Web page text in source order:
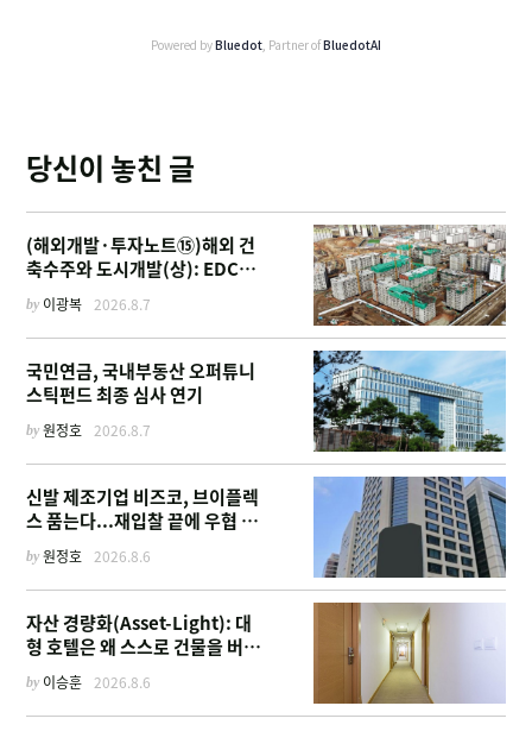
Powered byBluedot, Partner ofBluedotAI
당신이 놓친 글
(해외개발·투자노트⑮)해외 건
축수주와 도시개발(상): EDCF
부터 계열사 진출 위한 복합시설
까지
by 이광복 2026.8.7
국민연금, 국내부동산 오퍼튜니
스틱펀드 최종 심사 연기
by원정호 2026.8.7
신발 제조기업 비즈코, 브이플렉
스 품는다...재입찰 끝에 우협 선
by원정호 2026.8.6
자산 경량화(Asset-Light): 대
형 호텔은 왜 스스로 건물을 버리
고 '이름'만 팔기 시작했을까
by 이승훈 2026.8.6